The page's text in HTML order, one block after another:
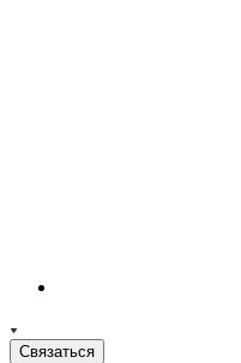
Связаться